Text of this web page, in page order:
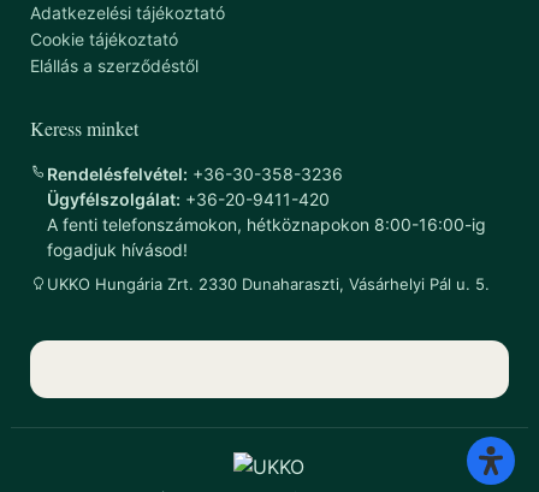
Adatkezelési tájékoztató
Cookie tájékoztató
Elállás a szerződéstől
Keress minket
Rendelésfelvétel: +36-30-358-3236
Ügyfélszolgálat: +36-20-9411-420
A fenti telefonszámokon, hétköznapokon 8:00-16:00-ig
fogadjuk hívásod!
UKKO Hungária Zrt. 2330 Dunaharaszti, Vásárhelyi Pál u. 5.